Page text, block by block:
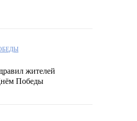
жителей
Победы